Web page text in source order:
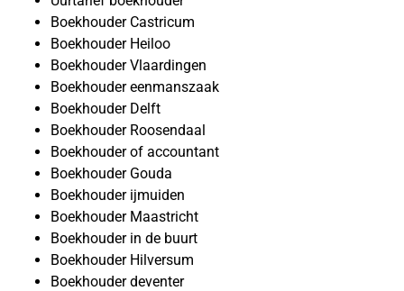
Boekhouder Castricum
Boekhouder Heiloo
Boekhouder Vlaardingen
Boekhouder eenmanszaak
Boekhouder Delft
Boekhouder Roosendaal
Boekhouder of accountant
Boekhouder Gouda
Boekhouder ijmuiden
Boekhouder Maastricht
Boekhouder in de buurt
Boekhouder Hilversum
Boekhouder deventer